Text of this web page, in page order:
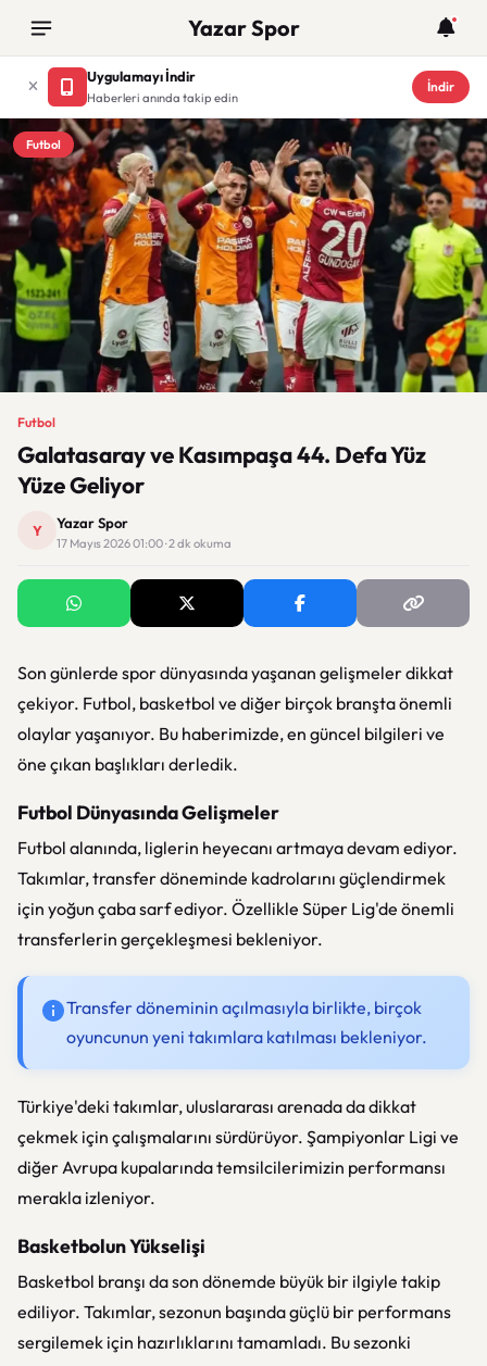
Yazar Spor
Uygulamayı İndir
Haberleri anında takip edin
İndir
Futbol
Futbol
Galatasaray ve Kasımpaşa 44. Defa Yüz
Yüze Geliyor
Y Yazar Spor
17 Mayıs 2026 01:00 · 2 dk okuma
Son günlerde spor dünyasında yaşanan gelişmeler dikkat
çekiyor. Futbol, basketbol ve diğer birçok branşta önemli
olaylar yaşanıyor. Bu haberimizde, en güncel bilgileri ve
öne çıkan başlıkları derledik.
Futbol Dünyasında Gelişmeler
Futbol alanında, liglerin heyecanı artmaya devam ediyor.
Takımlar, transfer döneminde kadrolarını güçlendirmek
için yoğun çaba sarf ediyor. Özellikle Süper Lig'de önemli
transferlerin gerçekleşmesi bekleniyor.
Transfer döneminin açılmasıyla birlikte, birçok
oyuncunun yeni takımlara katılması bekleniyor.
Türkiye'deki takımlar, uluslararası arenada da dikkat
çekmek için çalışmalarını sürdürüyor. Şampiyonlar Ligi ve
diğer Avrupa kupalarında temsilcilerimizin performansı
merakla izleniyor.
Basketbolun Yükselişi
Basketbol branşı da son dönemde büyük bir ilgiyle takip
ediliyor. Takımlar, sezonun başında güçlü bir performans
sergilemek için hazırlıklarını tamamladı. Bu sezonki